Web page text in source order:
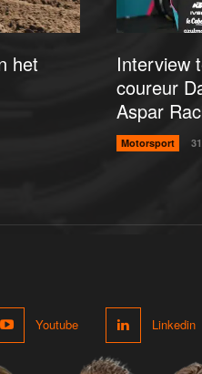
het
Interview
coureur
Aspar
Motorsport
Youtube Linkedin